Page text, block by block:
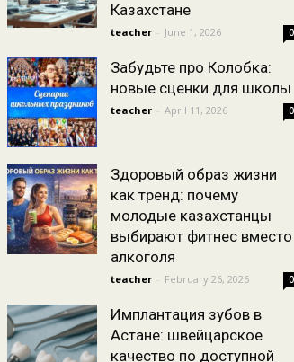
Казахстане
teacher - June 1, 2026 0
Забудьте про Колобка:
новые сценки для школы
teacher - April 11, 2026 0
Здоровый образ жизни
как тренд: почему
молодые казахстанцы
выбирают фитнес вместо
алкоголя
teacher - February 26, 2026 0
Имплантация зубов в
Астане: швейцарское
качество по доступной